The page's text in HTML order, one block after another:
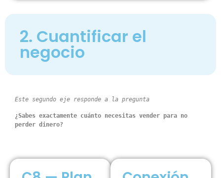
2. Cuantificar el
negocio
Este segundo eje responde a la pregunta
¿Sabes exactamente cuánto necesitas vender para no
perder dinero?